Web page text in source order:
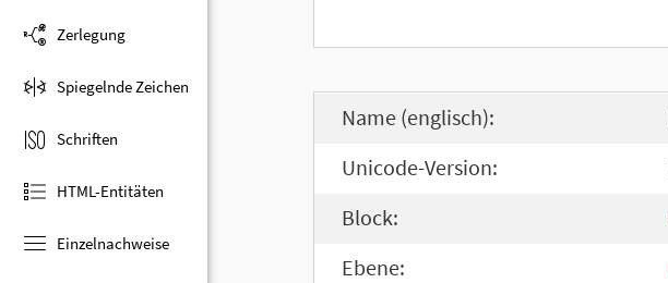
Zerlegung
Spiegelnde Zeichen
Schriften
HTML-Entitäten
Einzelnachweise
Name (englisch):
Unicode-Version:
Block:
Ebene: